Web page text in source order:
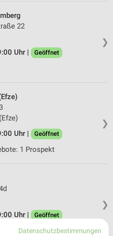
❯
22
Uhr |
Geöffnet
❯
Uhr |
Geöffnet
1 Prospekt
❯
Uhr |
Geöffnet
1 Prospekt
Datenschutzbestimmungen